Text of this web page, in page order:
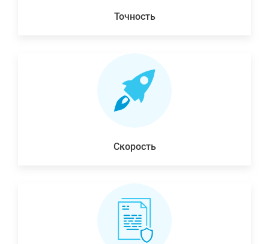
Точность
Скорость